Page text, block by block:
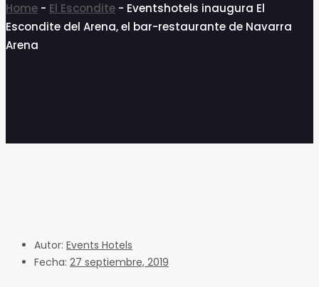
Home - El Escondite - Eventshotels inaugura El
Escondite del Arena, el bar-restaurante de Navarra
Arena
Autor: Events Hotels
Fecha: 27 septiembre, 2019